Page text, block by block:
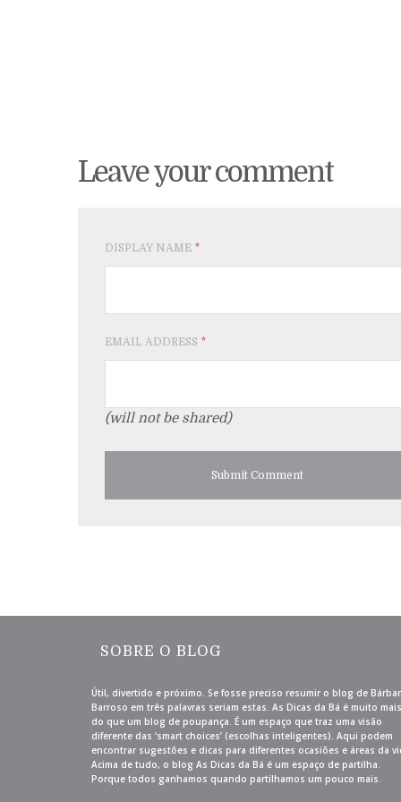
Leave your comment
DISPLAY NAME *
EMAIL ADDRESS *
(will not be shared)
SOBRE O BLOG
Útil, divertido e próximo. Se fosse preciso resumir o blog de
Barroso em três palavras seriam estas. As Dicas da Bá é muito mais
do que um blog de poupança. É um espaço que traz uma visão
diferente das ‘smart choices’ (escolhas inteligentes). Aqui podem
encontrar sugestões e dicas para diferentes ocasiões e áreas da
Acima de tudo, o blog As Dicas da Bá é um espaço de partilha.
Porque todos ganhamos quando partilhamos um pouco mais.